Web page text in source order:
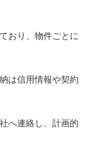
おり、物件ごとに
は信用情報や契約
へ連絡し、計画的